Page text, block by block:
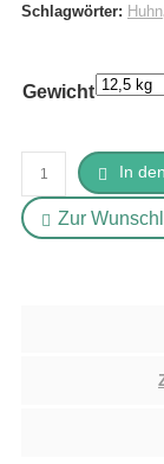
Schlagwörter: Huhn
Gewicht
Schwind's
Huhn
und
In
Zur